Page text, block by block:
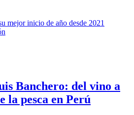
Banchero: del vino a
la pesca en Perú